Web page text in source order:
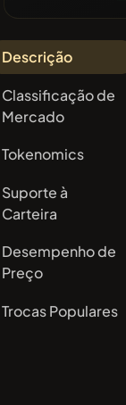
Descrição
Classificação de
Mercado
Tokenomics
Suporte à
Carteira
Desempenho de
Preço
Trocas Populares